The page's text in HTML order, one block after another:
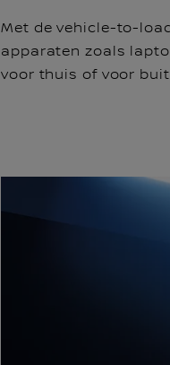
Met de vehicle-to-
apparaten zoals
voor thuis of voor